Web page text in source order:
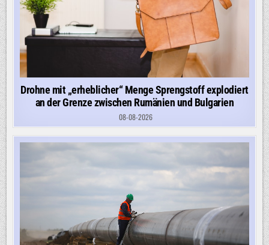
Drohne mit „erheblicher“ Menge Sprengstoff explodiert
an der Grenze zwischen Rumänien und Bulgarien
08-08-2026